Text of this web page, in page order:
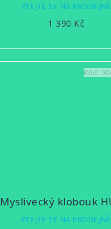
PTEJTE SE NA PRODEJNĚ
1 390 Kč
Myslivecký klobouk
PTEJTE SE NA PRODEJNĚ
Kód: